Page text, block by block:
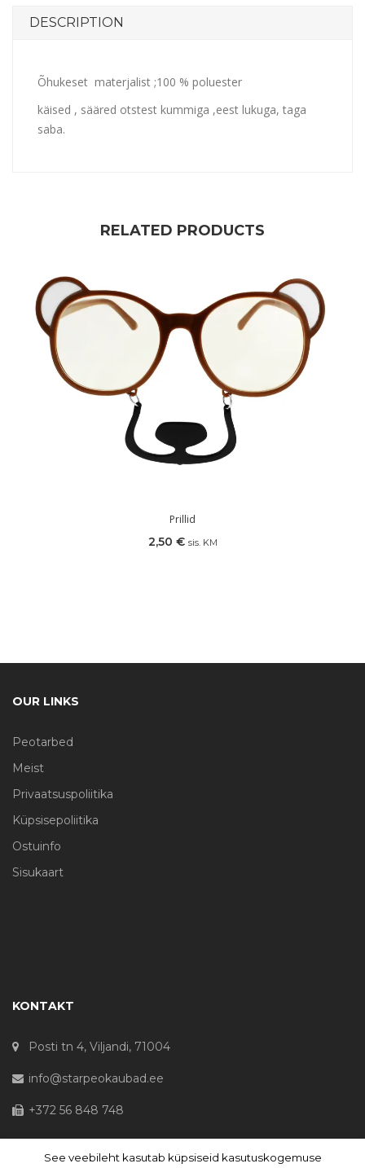
DESCRIPTION
Õhukeset materjalist ;100 % poluester
käised , sääred otstest kummiga ,eest lukuga, taga
saba.
RELATED PRODUCTS
Prillid
2,50 € sis. KM
OUR LINKS
Peotarbed
Meist
Privaatsuspoliitika
Küpsisepoliitika
Ostuinfo
Sisukaart
KONTAKT
Posti tn 4, Viljandi, 71004
info@starpeokaubad.ee
+372 56 848 748
See veebileht kasutab küpsiseid kasutuskogemuse